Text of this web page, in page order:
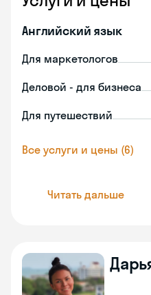
Английский язык
Для маркетологов
Деловой - для бизнеса
Для путешествий
Все услуги и цены (6)
Читать дальше